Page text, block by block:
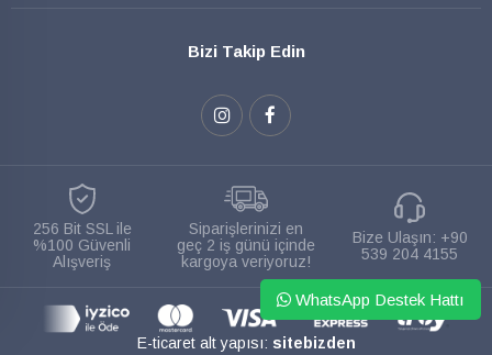
Bizi Takip Edin
256 Bit SSL ile
%100 Güvenli
Alışveriş
Siparişlerinizi en
geç 2 iş günü içinde
kargoya veriyoruz!
Bize Ulaşın: +90
539 204 4155
E-ticaret alt yapısı: sitebizden
WhatsApp Destek Hattı